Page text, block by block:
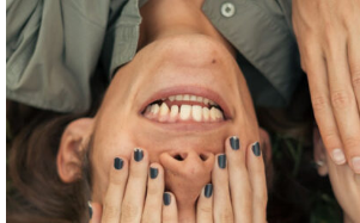
Guimarães,